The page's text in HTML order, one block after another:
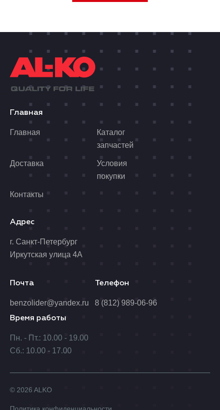
Главная
Главная
Каталог
запчастей
Доставка
Условия
покупки
Контакты
Адрес
г. Санкт-Петербург
Иркутская улица 4А
Время работы
Пн. - Пт.: 10.00 - 19.00
Сб.: 10.00 - 17.00
Почта
benzolider@yandex.ru
Телефон
8 (812) 989-06-96
© 2026 ALKO